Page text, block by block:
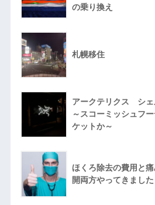
の乗り換え
札幌移住
アークテリクス シ
～スコーミッシュフ
ケットか～
ほくろ除去の費用と
開両方やってきました